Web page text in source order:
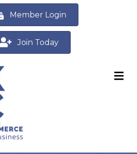
Member Login
Join Today